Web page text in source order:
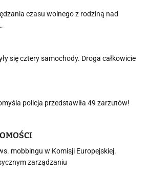
czasu wolnego z rodziną nad
się cztery samochody. Droga całkowicie
policja przedstawiła 49 zarzutów!
mobbingu w Komisji Europejskiej.
zarządzaniu